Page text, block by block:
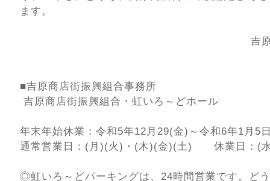
ます。
吉
■吉原商店街振興組合事務所
吉原商店街振興組合・虹いろ～どホール
年末年始休業：令和5年12月29(金)～令和6年1月5
通常営業日：(月)(火)・(木)(金)(土) 休業日：(
◎虹いろ～どパーキングは、24時間営業です。ど